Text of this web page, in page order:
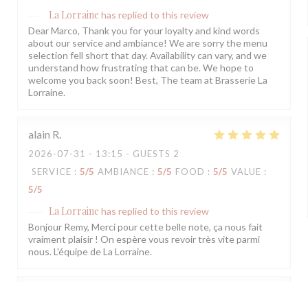
La Lorraine has replied to this review
Dear Marco, Thank you for your loyalty and kind words
about our service and ambiance! We are sorry the menu
selection fell short that day. Availability can vary, and we
understand how frustrating that can be. We hope to
welcome you back soon! Best, The team at Brasserie La
Lorraine.
alain R
2026-07-31 - 13:15 - GUESTS 2
SERVICE : 5/5 AMBIANCE : 5/5 FOOD : 5/5 VALUE :
5/5
La Lorraine has replied to this review
Bonjour Remy, Merci pour cette belle note, ça nous fait
vraiment plaisir ! On espère vous revoir très vite parmi
nous. L'équipe de La Lorraine.